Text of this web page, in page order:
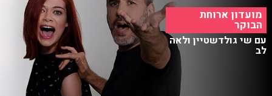
מועדון ארוחת
הבוקר
עם שי גולדשטיין ולאה
לב